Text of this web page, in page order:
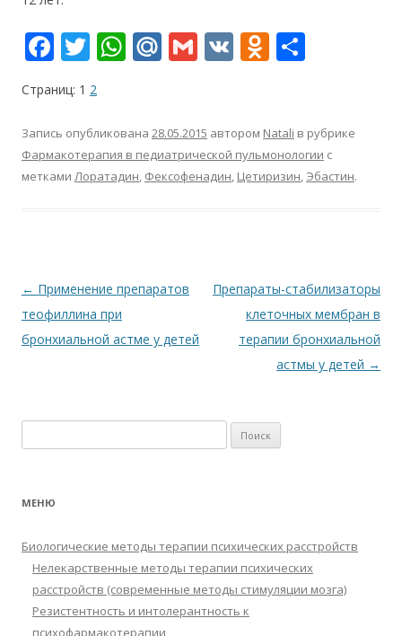
F
ac
e
b
o
o
T
w
itt
er
W
s
A
p
M
R
u
G
l
V O
o
kl
as
ki
р
а
в
ь
Страниц: 1 2
Запись опубликована 28.05.2015 автором Natali в рубрике
Фармакотерапия в педиатрической пульмонологии с
метками Лоратадин, Фексофенадин, Цетиризин, Эбастин.
Навигация
по
записям
← Применение препаратов
теофиллина при
бронхиальной астме у детей
Препараты-стабилизаторы
клеточных мембран в
терапии бронхиальной
астмы у детей →
МЕНЮ
Биологические методы терапии психических расстройств
Нелекарственные методы терапии психических
расстройств (современные методы стимуляции мозга)
Резистентность и интолерантность к
психофармакотерапии